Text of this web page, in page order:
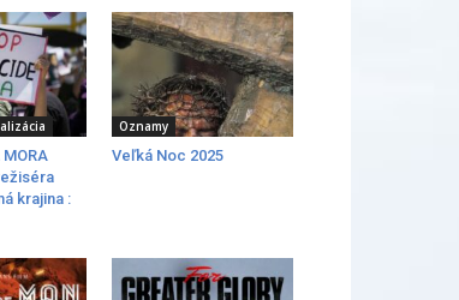
MORA
krajina :
Oznamy
Veľká Noc 2025